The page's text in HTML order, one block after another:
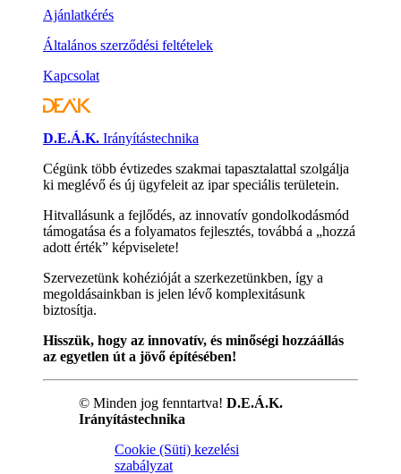
Ajánlatkérés
Általános szerződési feltételek
Kapcsolat
D.E.Á.K. Irányítástechnika
Cégünk több évtizedes szakmai tapasztalattal szolgálja
ki meglévő és új ügyfeleit az ipar speciális területein.
Hitvallásunk a fejlődés, az innovatív gondolkodásmód
támogatása és a folyamatos fejlesztés, továbbá a „hozzá
adott érték” képviselete!
Szervezetünk kohézióját a szerkezetünkben, így a
megoldásainkban is jelen lévő komplexitásunk
biztosítja.
Hisszük, hogy az innovatív, és minőségi hozzáállás
az egyetlen út a jövő építésében!
© Minden jog fenntartva! D.E.Á.K.
Irányítástechnika
Cookie (Süti) kezelési
szabályzat